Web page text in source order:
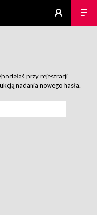
przy rejestracji.
nadania nowego hasła.